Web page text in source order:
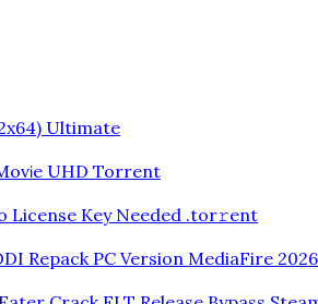
Ultimate
UHD Torrent
License Key Needed .tоr𝚛еnt
Repack PC Version MediaFire 2026